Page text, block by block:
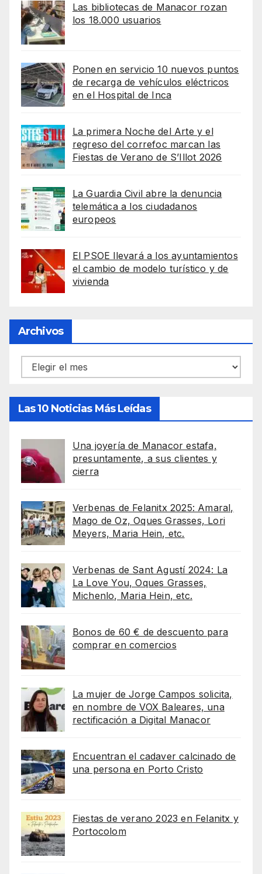
Las bibliotecas de Manacor rozan
los 18.000 usuarios
Ponen en servicio 10 nuevos puntos
de recarga de vehículos eléctricos
en el Hospital de Inca
La primera Noche del Arte y el
regreso del correfoc marcan las
Fiestas de Verano de S’Illot 2026
La Guardia Civil abre la denuncia
telemática a los ciudadanos
europeos
El PSOE llevará a los ayuntamientos
el cambio de modelo turístico y de
vivienda
Archivos
Archivos
Las 10 Noticias Más Leídas
Una joyería de Manacor estafa,
presuntamente, a sus clientes y
cierra
Verbenas de Felanitx 2025: Amaral,
Mago de Oz, Oques Grasses, Lori
Meyers, Maria Hein, etc.
Verbenas de Sant Agustí 2024: La
La Love You, Oques Grasses,
Michenlo, Maria Hein, etc.
Bonos de 60 € de descuento para
comprar en comercios
La mujer de Jorge Campos solicita,
en nombre de VOX Baleares, una
rectificación a Digital Manacor
Encuentran el cadaver calcinado de
una persona en Porto Cristo
Fiestas de verano 2023 en Felanitx y
Portocolom